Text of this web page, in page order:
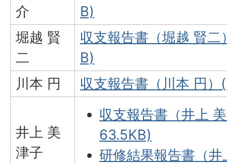
介
B)
堀越 賢
二
収支報告書（堀越 賢
B)
川本 円
収支報告書（川本 円
井上 美
津子
収支報告書（井上
63.5KB)
研修結果報告書（